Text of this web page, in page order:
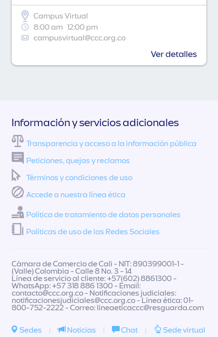
Campus Virtual
8:00 am 12:00 pm
campusvirtual@ccc.org.co
Ver detalles
Información y servicios adicionales
Transparencia y acceso a la información pública
Peticiones, quejas y reclamos
Términos y condiciones de uso
Accede a nuestra línea ética
Política de tratamiento de datos personales
Políticas de uso de las Redes Sociales
Cámara de Comercio de Cali - NIT: 890399001-1 -
(Valle) Colombia - Calle 8 No. 3 - 14
Línea de servicio al cliente: +57(602) 8861300 -
WhatsApp: +57 318 886 1300 - Email:
contacto@ccc.org.co- Notificaciones judiciales:
notificacionesjudiciales@ccc.org.co- Línea ética: 01-
800-752-2222 - Correo: lineaeticaccc@resguarda.com
Sedes | Noticias | Chat | Sede virtual